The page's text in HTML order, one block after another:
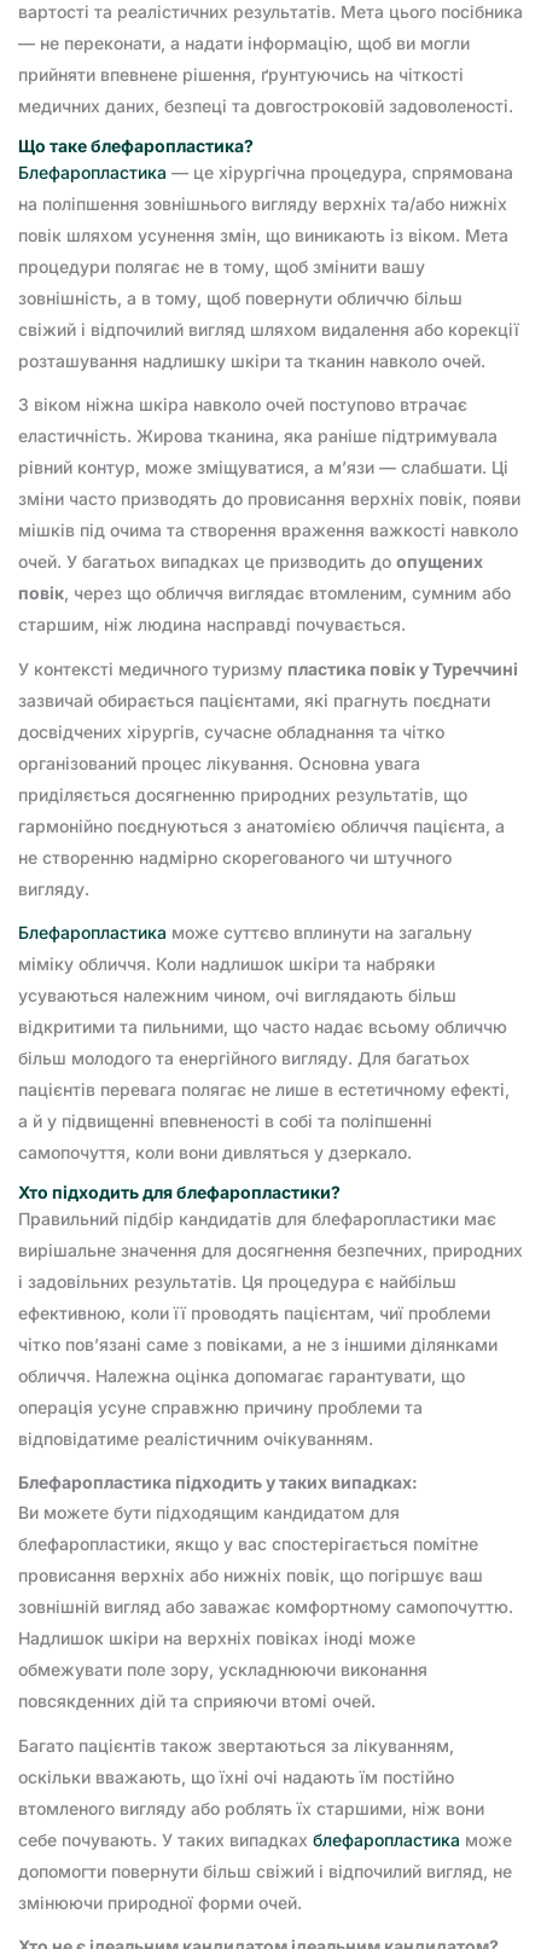
вартості та реалістичних результатів. Мета цього посібника
— не переконати, а надати інформацію, щоб ви могли
прийняти впевнене рішення, ґрунтуючись на чіткості
медичних даних, безпеці та довгостроковій задоволеності.
Що таке блефаропластика?
Блефаропластика — це хірургічна процедура, спрямована
на поліпшення зовнішнього вигляду верхніх та/або нижніх
повік шляхом усунення змін, що виникають із віком. Мета
процедури полягає не в тому, щоб змінити вашу
зовнішність, а в тому, щоб повернути обличчю більш
свіжий і відпочилий вигляд шляхом видалення або корекції
розташування надлишку шкіри та тканин навколо очей.
З віком ніжна шкіра навколо очей поступово втрачає
еластичність. Жирова тканина, яка раніше підтримувала
рівний контур, може зміщуватися, а м’язи — слабшати. Ці
зміни часто призводять до провисання верхніх повік, появи
мішків під очима та створення враження важкості навколо
очей. У багатьох випадках це призводить до опущених
повік, через що обличчя виглядає втомленим, сумним або
старшим, ніж людина насправді почувається.
У контексті медичного туризму пластика повік у Туреччині
зазвичай обирається пацієнтами, які прагнуть поєднати
досвідчених хірургів, сучасне обладнання та чітко
організований процес лікування. Основна увага
приділяється досягненню природних результатів, що
гармонійно поєднуються з анатомією обличчя пацієнта, а
не створенню надмірно скорегованого чи штучного
вигляду.
Блефаропластика може суттєво вплинути на загальну
міміку обличчя. Коли надлишок шкіри та набряки
усуваються належним чином, очі виглядають більш
відкритими та пильними, що часто надає всьому обличчю
більш молодого та енергійного вигляду. Для багатьох
пацієнтів перевага полягає не лише в естетичному ефекті,
а й у підвищенні впевненості в собі та поліпшенні
самопочуття, коли вони дивляться у дзеркало.
Хто підходить для блефаропластики?
Правильний підбір кандидатів для блефаропластики має
вирішальне значення для досягнення безпечних, природних
і задовільних результатів. Ця процедура є найбільш
ефективною, коли її проводять пацієнтам, чиї проблеми
чітко пов’язані саме з повіками, а не з іншими ділянками
обличчя. Належна оцінка допомагає гарантувати, що
операція усуне справжню причину проблеми та
відповідатиме реалістичним очікуванням.
Блефаропластика підходить у таких випадках:
Ви можете бути підходящим кандидатом для
блефаропластики, якщо у вас спостерігається помітне
провисання верхніх або нижніх повік, що погіршує ваш
зовнішній вигляд або заважає комфортному самопочуттю.
Надлишок шкіри на верхніх повіках іноді може
обмежувати поле зору, ускладнюючи виконання
повсякденних дій та сприяючи втомі очей.
Багато пацієнтів також звертаються за лікуванням,
оскільки вважають, що їхні очі надають їм постійно
втомленого вигляду або роблять їх старшими, ніж вони
себе почувають. У таких випадках блефаропластика може
допомогти повернути більш свіжий і відпочилий вигляд, не
змінюючи природної форми очей.